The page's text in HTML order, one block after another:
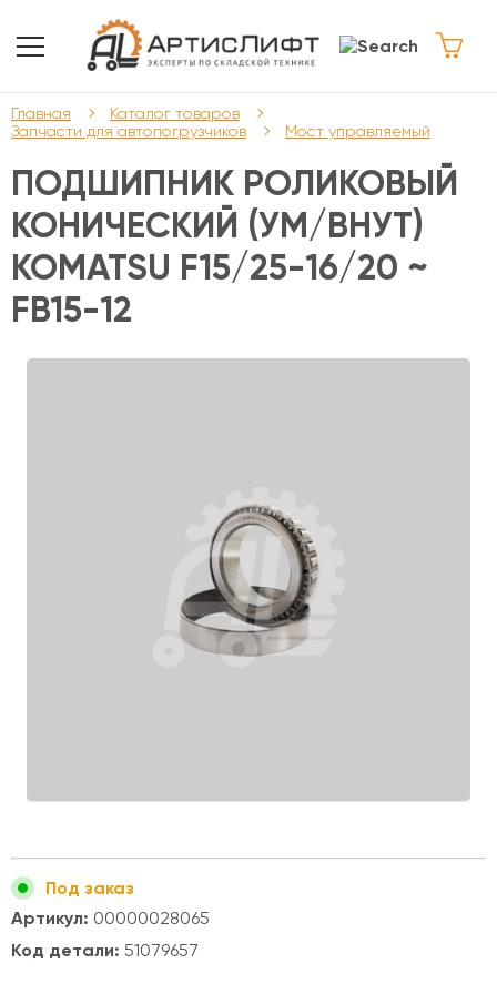
Главная
Каталог товаров
Запчасти для автопогрузчиков
Мост управляемый
ПОДШИПНИК РОЛИКОВЫЙ
КОНИЧЕСКИЙ (УМ/ВНУТ)
KOMATSU F15/25-16/20 ~
FB15-12
Под заказ
Артикул: 00000028065
Код детали: 51079657